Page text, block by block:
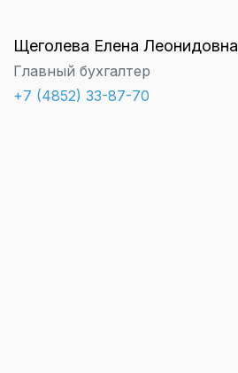
Щеголева Елена Леонидовна
Главный бухгалтер
+7 (4852) 33-87-70